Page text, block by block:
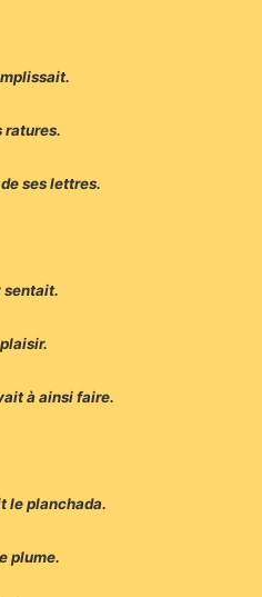
ratures.
ses lettres.
sentait.
à ainsi faire.
le planchada.
plume.